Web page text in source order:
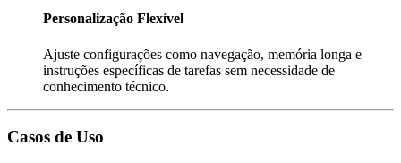
Personalização Flexível
Ajuste configurações como navegação, memória longa e
instruções específicas de tarefas sem necessidade de
conhecimento técnico.
Casos de Uso